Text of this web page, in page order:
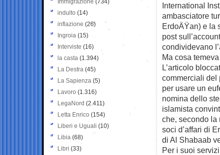
International
ambasciatore
ErdoÄŸan) e la
post
condividevano
Ma cosa
L’articolo
commerciali
per usare un
nomina dello
islamista
che, secondo la
soci d’affari di
di Al Shabaab
Per i suoi
Immigrazione (734)
indulto (14)
inflazione (26)
Ingroia (15)
Interviste (16)
la casta (1.394)
La Destra (45)
La Sapienza (5)
Lavoro (1.316)
LegaNord (2.411)
Letta Enrico (154)
Liberi e Uguali (10)
Libia (68)
Libri (33)